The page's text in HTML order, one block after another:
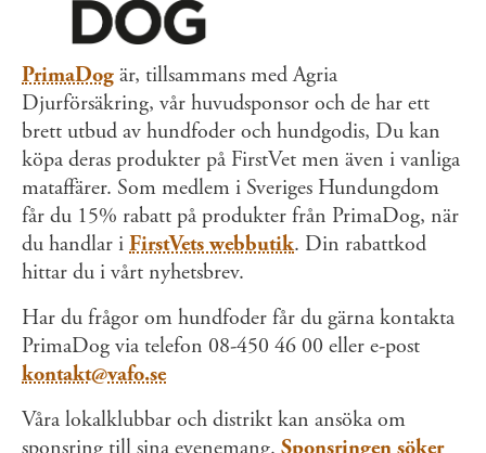
PrimaDog är, tillsammans med Agria
Djurförsäkring, vår huvudsponsor och de har ett
brett utbud av hundfoder och hundgodis, Du kan
köpa deras produkter på FirstVet men även i vanliga
mataffärer. Som medlem i Sveriges Hundungdom
får du 15% rabatt på produkter från PrimaDog, när
du handlar i FirstVets webbutik. Din rabattkod
hittar du i vårt nyhetsbrev.
Har du frågor om hundfoder får du gärna kontakta
PrimaDog via telefon 08-450 46 00 eller e-post
kontakt@vafo.se
Våra lokalklubbar och distrikt kan ansöka om